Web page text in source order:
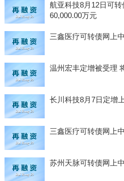
航亚科技8月12日可
60,000.00万元
三鑫医疗可转债网上
温州宏丰定增被受理
长川科技8月7日定增
三鑫医疗可转债网上
苏州天脉可转债网上